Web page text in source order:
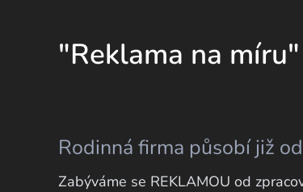
"Reklama na míru"
Rodinná firma působí již
Zabýváme se REKLAMOU od